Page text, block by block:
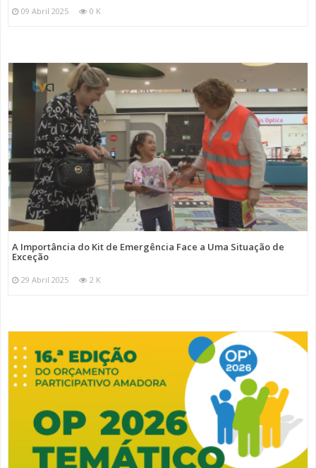
09 Abril 2025 0 K
A Importância do Kit de Emergência Face a Uma Situação de
Exceção
29 Abril 2025 2 K